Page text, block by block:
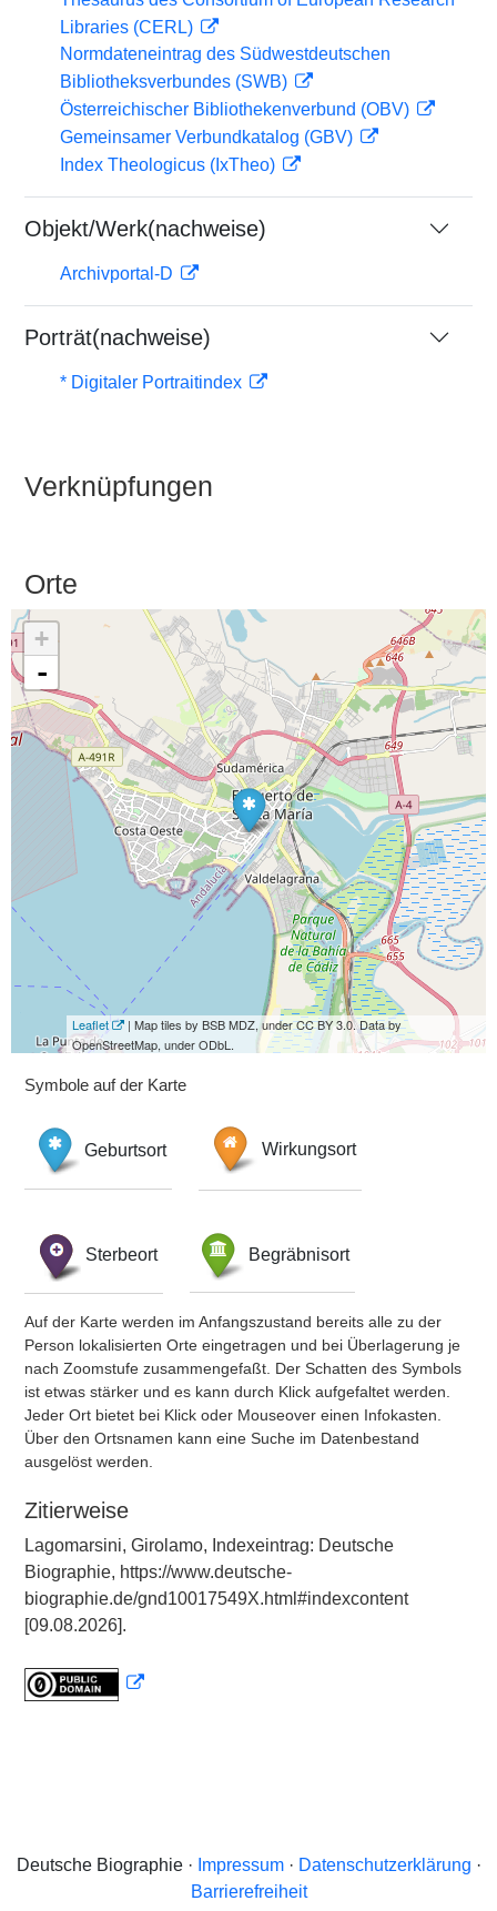
Libraries (CERL)
Normdateneintrag des Südwestdeutschen
Bibliotheksverbundes (SWB)
Österreichischer Bibliothekenverbund (OBV)
Gemeinsamer Verbundkatalog (GBV)
Index Theologicus (IxTheo)
Objekt/Werk(nachweise)
Archivportal-D
Porträt(nachweise)
* Digitaler Portraitindex
Verknüpfungen
Orte
+
-
Leaflet
| Map tiles by BSB MDZ, under CC BY 3.0. Data by
OpenStreetMap, under ODbL.
Symbole auf der Karte
Geburtsort Wirkungsort
Sterbeort Begräbnisort
Auf der Karte werden im Anfangszustand bereits alle zu der
Person lokalisierten Orte eingetragen und bei Überlagerung je
nach Zoomstufe zusammengefaßt. Der Schatten des Symbols
ist etwas stärker und es kann durch Klick aufgefaltet werden.
Jeder Ort bietet bei Klick oder Mouseover einen Infokasten.
Über den Ortsnamen kann eine Suche im Datenbestand
ausgelöst werden.
Zitierweise
Lagomarsini, Girolamo, Indexeintrag: Deutsche
Biographie, https://www.deutsche-
biographie.de/gnd10017549X.html#indexcontent
[09.08.2026].
Deutsche Biographie · Impressum· Datenschutzerklärung ·
Barrierefreiheit